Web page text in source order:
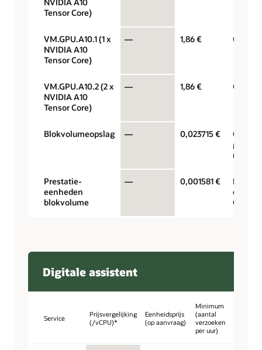
Tensor Core)
VM.GPU.A10.1 (1 x
NVIDIA A10
Tensor Core)
— 1,86 € GPU
VM.GPU.A10.2 (2 x
NVIDIA A10
Tensor Core)
— 1,86 € GPU
Blokvolumeopslag — 0,023715 €
maand
Prestatie-
eenheden
blokvolume
— 0,001581 €
GB/
Digitale assistent
Service
Prijsvergelijking
(/vCPU)*
Eenheidsprijs
(op aanvraag)
Minimum
(aantal
verzoeken
per uur)